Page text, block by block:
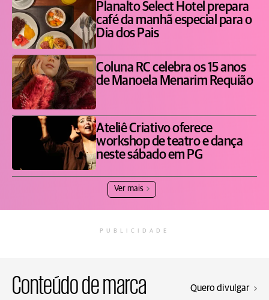
Planalto Select Hotel prepara
café da manhã especial para o
Dia dos Pais
Coluna RC celebra os 15 anos
de Manoela Menarim Requião
Ateliê Criativo oferece
workshop de teatro e dança
neste sábado em PG
Ver mais
PUBLICIDADE
Conteúdo de marca Quero divulgar